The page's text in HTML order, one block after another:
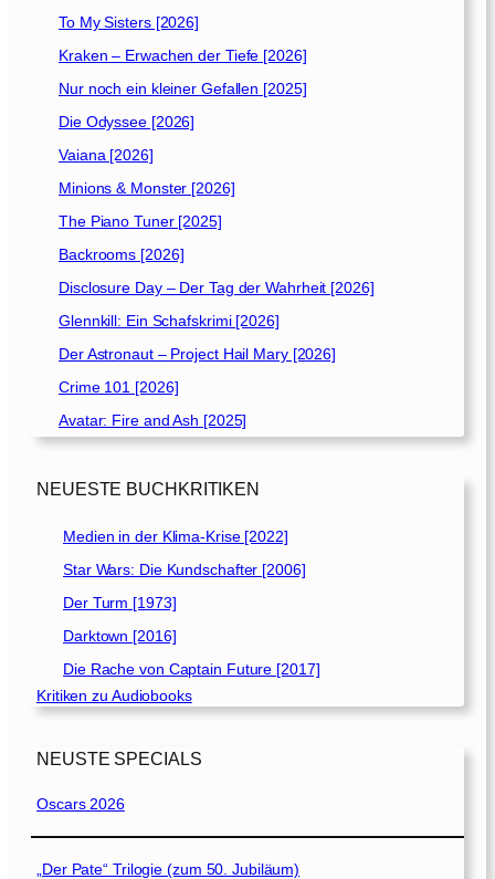
To My Sisters [2026]
Kraken – Erwachen der Tiefe [2026]
Nur noch ein kleiner Gefallen [2025]
Die Odyssee [2026]
Vaiana [2026]
Minions & Monster [2026]
The Piano Tuner [2025]
Backrooms [2026]
Disclosure Day – Der Tag der Wahrheit [2026]
Glennkill: Ein Schafskrimi [2026]
Der Astronaut – Project Hail Mary [2026]
Crime 101 [2026]
Avatar: Fire and Ash [2025]
NEUESTE BUCHKRITIKEN
Medien in der Klima-Krise [2022]
Star Wars: Die Kundschafter [2006]
Der Turm [1973]
Darktown [2016]
Die Rache von Captain Future [2017]
Kritiken zu Audiobooks
NEUSTE SPECIALS
Oscars 2026
„Der Pate“ Trilogie (zum 50. Jubiläum)